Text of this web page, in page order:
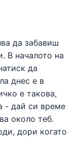
да забавиш
В началото на
да
днес е в
е такова,
- дай си време
около теб.
дори когато